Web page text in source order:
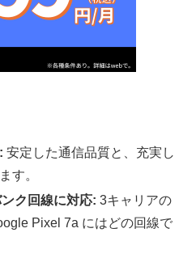
安定した通信品質と、充実し
す。
ク回線に対応: 3キャリアの
Pixel 7a にはどの回線で